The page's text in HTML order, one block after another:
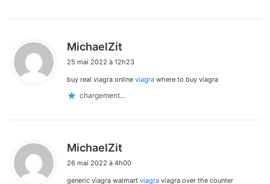
MichaelZit
t
25 mai 2022 à 12h23
buy real viagra online viagra where to buy viagra
chargement…
MichaelZit
t
26 mai 2022 à 4h00
generic viagra walmart viagra viagra over the counter